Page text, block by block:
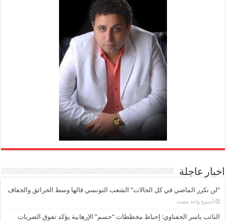
اخبار عاجلة
“لن نكرر الماضي في كل الحالات” الشعب التونسي قالها وسط الحرائق والجفاف
‏أسبوع واحد مضت
النائب ياسر الحفناوي: إحباط مخططات “حسم” الإرهابية يؤكد تفوق الضربات